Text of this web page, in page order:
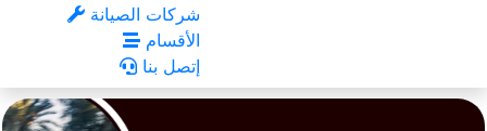
شركات الصيانة
الأقسام
إتصل بنا